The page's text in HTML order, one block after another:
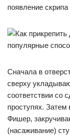
появление
Сначала в
сверху
соответствии со
проступях.
Фишер,
(насаживание)